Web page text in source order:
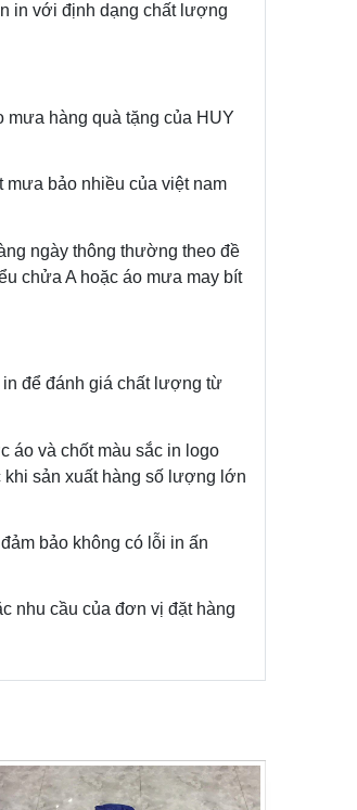
in với định dạng chất lượng
hàng quà tặng của HUY
bảo nhiều của việt nam
ngày thông thường theo đề
chửa A hoặc áo mưa may bít
in để đánh giá chất lượng từ
áo và chốt màu sắc in logo
khi sản xuất hàng số lượng lớn
bảo không có lỗi in ấn
nhu cầu của đơn vị đặt hàng